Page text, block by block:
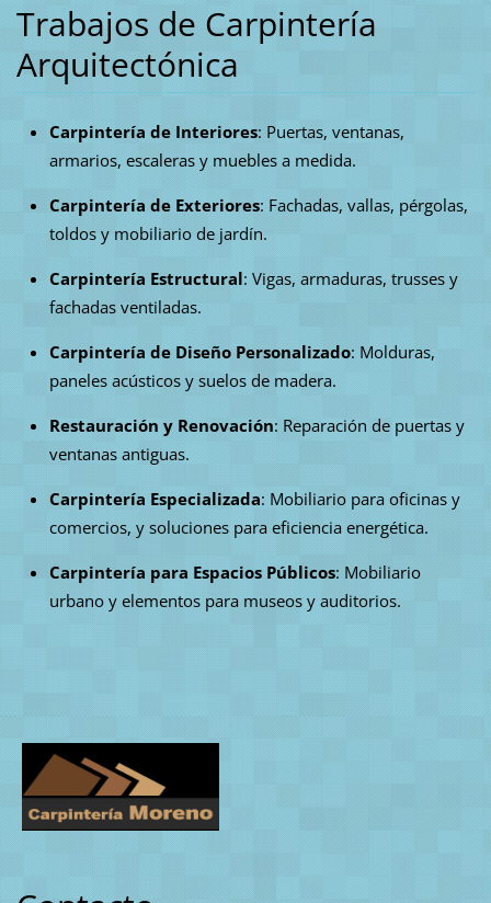
Trabajos de Carpintería
Arquitectónica
Carpintería de Interiores: Puertas, ventanas,
armarios, escaleras y muebles a medida.
Carpintería de Exteriores: Fachadas, vallas, pérgolas,
toldos y mobiliario de jardín.
Carpintería Estructural: Vigas, armaduras, trusses y
fachadas ventiladas.
Carpintería de Diseño Personalizado: Molduras,
paneles acústicos y suelos de madera.
Restauración y Renovación: Reparación de puertas y
ventanas antiguas.
Carpintería Especializada: Mobiliario para oficinas y
comercios, y soluciones para eficiencia energética.
Carpintería para Espacios Públicos: Mobiliario
urbano y elementos para museos y auditorios.